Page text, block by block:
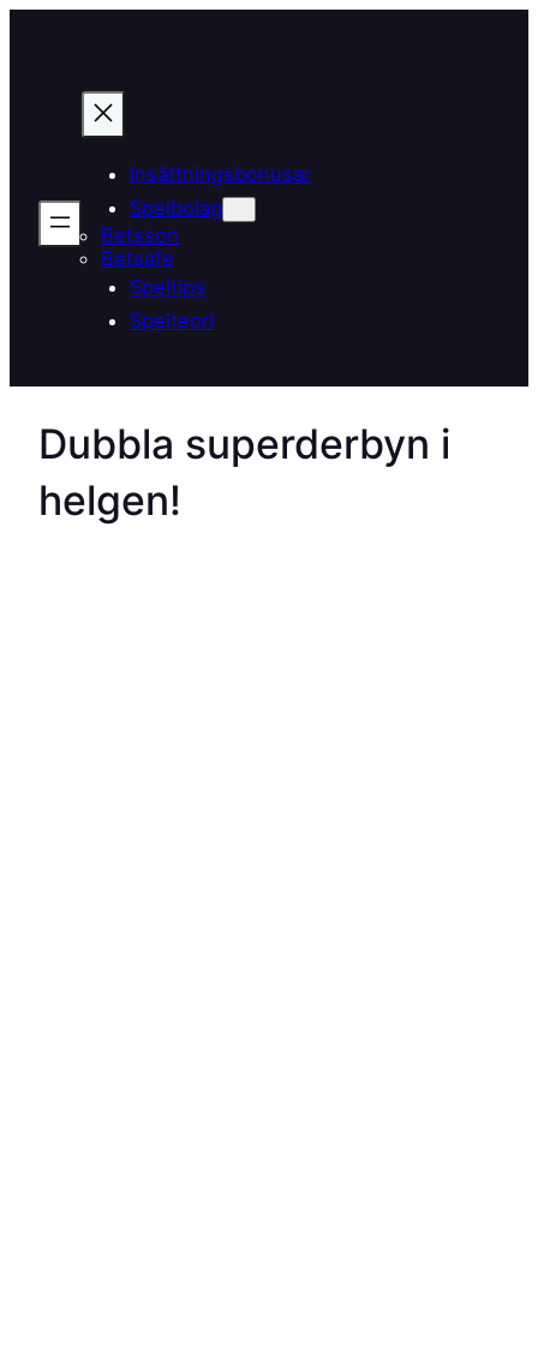
innehåll
Insättningsbonusar
Spelbolag
Betsson
Betsafe
Speltips
Spelteori
Dubbla superderbyn i
helgen!